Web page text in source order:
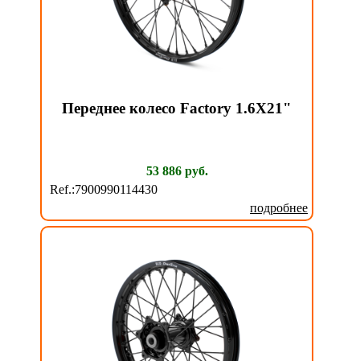
Переднее колесо Factory 1.6X21"
53 886 руб.
Ref.:7900990114430
подробнее